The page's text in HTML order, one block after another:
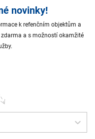
novinky!
k refenčním objektům a
zdarma a s možností okamžité